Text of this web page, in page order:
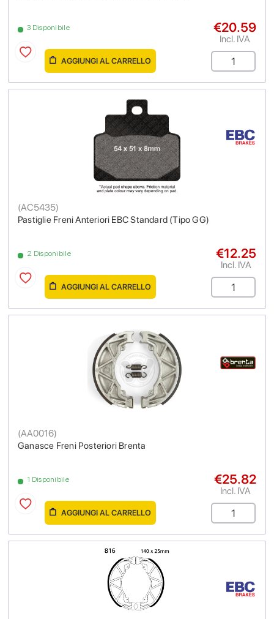
3 Disponibile €20.59
Incl. IVA
AGGIUNGI AL CARRELLO
Pastiglie Freni Anteriori EBC Standard (Tipo GG)
(AC5435)
2 Disponibile €12.25
Incl. IVA
AGGIUNGI AL CARRELLO
Ganasce Freni Posteriori Brenta
(AA0016)
1 Disponibile €25.82
Incl. IVA
AGGIUNGI AL CARRELLO